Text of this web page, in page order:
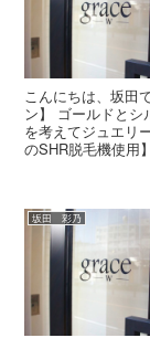
こんにちは、坂田
ン】 ゴールドと
を考えてジュエリ
のSHR脱毛機使
坂田 彩乃